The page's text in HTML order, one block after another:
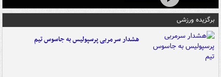
برگزیده ورزشی
هشدار سرمربی پرسپولیس به جاسوس تیم